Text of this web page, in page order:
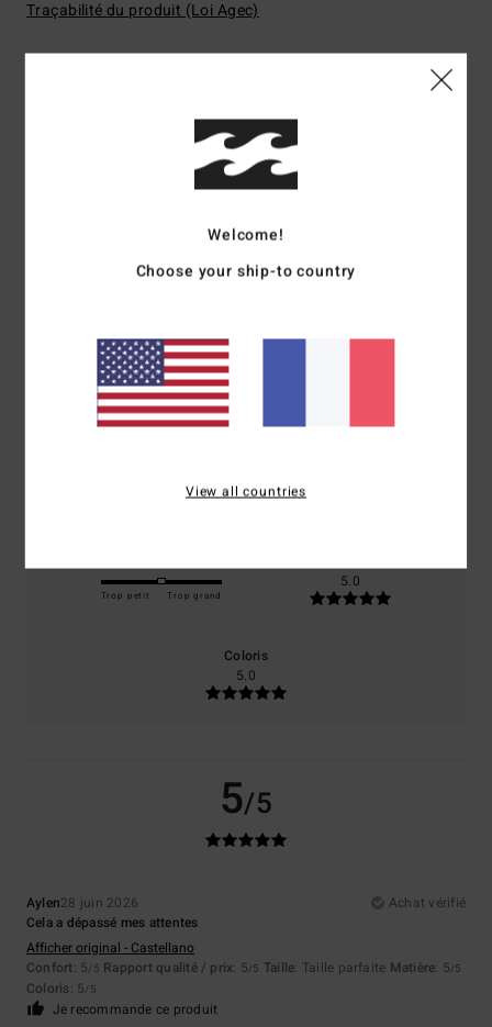
Traçabilité du produit (Loi Agec)
Note moyenne
basé sur1 avis vérifiés
100% de nos clients recommandent ce produit
Trop petit Trop grand
5.0
Coloris
5.0
5/5
Aylen28 juin 2026
Achat vérifié
Cela a dépassé mes attentes
Afficher original - Castellano
Confort: 5/5 Rapport qualité / prix: 5/5 Taille: Taille parfaite Matière: 5/5
Coloris: 5/5
Je recommande ce produit
Welcome!
Choose your ship-to country
View all countries